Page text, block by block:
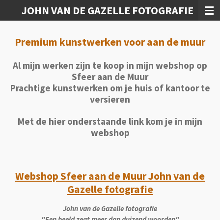
direct
JOHN VAN DE GAZELLE FOTOGRAFIE
Premium kunstwerken voor aan de muur
Al mijn werken zijn te koop in mijn webshop op
Sfeer aan de Muur
Prachtige kunstwerken om je huis of kantoor te
versieren
Met de hier onderstaande link kom je in mijn
webshop
Webshop Sfeer aan de Muur John van de
Gazelle fotografie
John van de Gazelle fotografie